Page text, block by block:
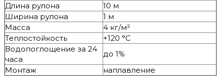
Длина рулона
10 м
Ширина рулона
1 м
Масса
4 кг/м²
Теплостойкость
+120 °C
Водопоглощение за 24
часа
до 1%
Монтаж
наплавление